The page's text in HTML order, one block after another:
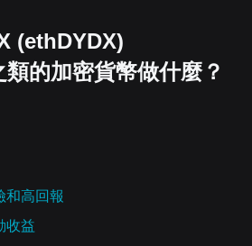
(ethDYDX)
的加密貨幣做什麼？
和高回報
收益